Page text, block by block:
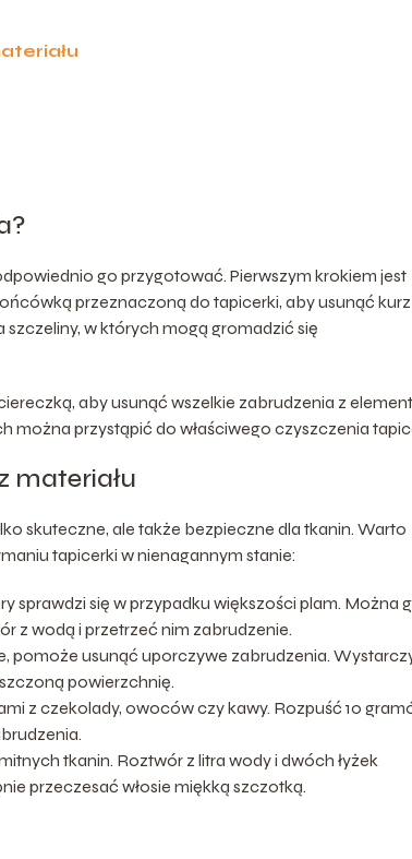
go przygotować. Pierwszym krokiem jest
przeznaczoną do tapicerki, aby usunąć
w których mogą gromadzić się
aby usunąć wszelkie zabrudzenia z
przystąpić do właściwego czyszczenia
materiału
skuteczne, ale także bezpieczne dla tkanin. Warto
tapicerki w nienagannym stanie:
sprawdzi się w przypadku większości plam. Można
z wodą i przetrzeć nim zabrudzenie.
pomoże usunąć uporczywe zabrudzenia.
powierzchnię.
z czekolady, owoców czy kawy. Rozpuść 10
tkanin. Roztwór z litra wody i dwóch łyżek
przeczesać włosie miękką szczotką.